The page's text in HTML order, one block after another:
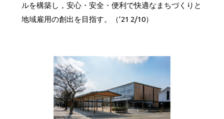
ルを構築し，安心・安全・便利で快適なまちづくりと
地域雇用の創出を目指す。（’21 2/10）